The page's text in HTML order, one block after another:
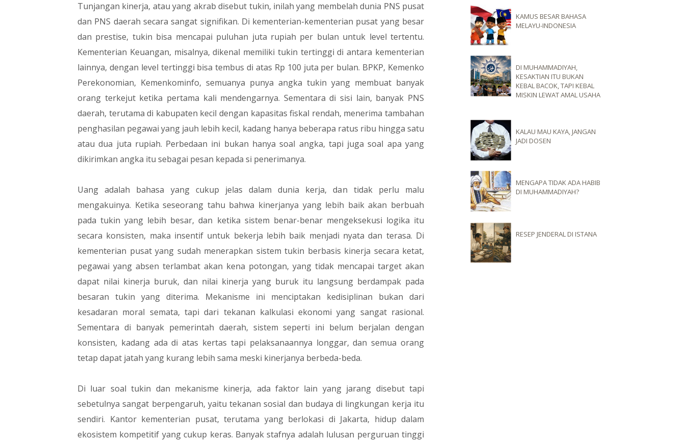
Tunjangan kinerja, atau yang akrab disebut tukin, inilah yang membelah dunia PNS pusat
dan PNS daerah secara sangat signifikan. Di kementerian-kementerian pusat yang besar
dan prestise, tukin bisa mencapai puluhan juta rupiah per bulan untuk level tertentu.
Kementerian Keuangan, misalnya, dikenal memiliki tukin tertinggi di antara kementerian
lainnya, dengan level tertinggi bisa tembus di atas Rp 100 juta per bulan. BPKP, Kemenko
Perekonomian, Kemenkominfo, semuanya punya angka tukin yang membuat banyak
orang terkejut ketika pertama kali mendengarnya. Sementara di sisi lain, banyak PNS
daerah, terutama di kabupaten kecil dengan kapasitas fiskal rendah, menerima tambahan
penghasilan pegawai yang jauh lebih kecil, kadang hanya beberapa ratus ribu hingga satu
atau dua juta rupiah. Perbedaan ini bukan hanya soal angka, tapi juga soal apa yang
dikirimkan angka itu sebagai pesan kepada si penerimanya.
Uang adalah bahasa yang cukup jelas dalam dunia kerja, dan tidak perlu malu
mengakuinya. Ketika seseorang tahu bahwa kinerjanya yang lebih baik akan berbuah
pada tukin yang lebih besar, dan ketika sistem benar-benar mengeksekusi logika itu
secara konsisten, maka insentif untuk bekerja lebih baik menjadi nyata dan terasa. Di
kementerian pusat yang sudah menerapkan sistem tukin berbasis kinerja secara ketat,
pegawai yang absen terlambat akan kena potongan, yang tidak mencapai target akan
dapat nilai kinerja buruk, dan nilai kinerja yang buruk itu langsung berdampak pada
besaran tukin yang diterima. Mekanisme ini menciptakan kedisiplinan bukan dari
kesadaran moral semata, tapi dari tekanan kalkulasi ekonomi yang sangat rasional.
Sementara di banyak pemerintah daerah, sistem seperti ini belum berjalan dengan
konsisten, kadang ada di atas kertas tapi pelaksanaannya longgar, dan semua orang
tetap dapat jatah yang kurang lebih sama meski kinerjanya berbeda-beda.
Di luar soal tukin dan mekanisme kinerja, ada faktor lain yang jarang disebut tapi
sebetulnya sangat berpengaruh, yaitu tekanan sosial dan budaya di lingkungan kerja itu
sendiri. Kantor kementerian pusat, terutama yang berlokasi di Jakarta, hidup dalam
ekosistem kompetitif yang cukup keras. Banyak stafnya adalah lulusan perguruan tinggi
KAMUS BESAR BAHASA
MELAYU-INDONESIA
DI MUHAMMADIYAH,
KESAKTIAN ITU BUKAN
KEBAL BACOK, TAPI KEBAL
MISKIN LEWAT AMAL USAHA
KALAU MAU KAYA, JANGAN
JADI DOSEN
MENGAPA TIDAK ADA HABIB
DI MUHAMMADIYAH?
RESEP JENDERAL DI ISTANA